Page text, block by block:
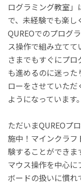
ログラミング教室
で、未経験でも楽し
QUREOでのプログ
ス操作で組み立て
さまでもすぐにプ
も進めるのに迷っ
ローをさせていた
ようになっています。
ただいまQUREOプ
施中！マインクラ
験することができま
マウス操作を中心に
ボードの扱いに慣